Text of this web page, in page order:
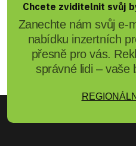
Chcete zviditelnit svůj
Zanechte nám svůj e-
nabídku inzertních
přesně pro vás.
správné lidi – vaše